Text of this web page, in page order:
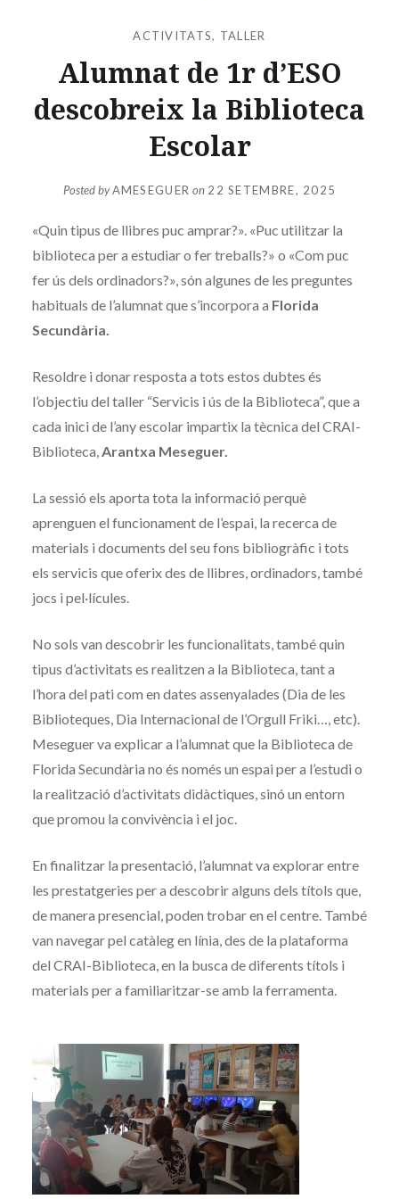
ACTIVITATS, TALLER
Alumnat de 1r d’ESO
descobreix la Biblioteca
Escolar
Posted byAMESEGUER on 22 SETEMBRE, 2025
«Quin tipus de llibres puc amprar?». «Puc utilitzar la
biblioteca per a estudiar o fer treballs?» o «Com puc
fer ús dels ordinadors?», són algunes de les preguntes
habituals de l’alumnat que s’incorpora a Florida
Secundària.
Resoldre i donar resposta a tots estos dubtes és
l’objectiu del taller “Servicis i ús de la Biblioteca”, que a
cada inici de l’any escolar impartix la tècnica del CRAI-
Biblioteca,Arantxa Meseguer.
La sessió els aporta tota la informació perquè
aprenguen el funcionament de l’espai, la recerca de
materials i documents del seu fons bibliogràfic i tots
els servicis que oferix des de llibres, ordinadors, també
jocs i pel·lícules.
No sols van descobrir les funcionalitats, també quin
tipus d’activitats es realitzen a la Biblioteca, tant a
l’hora del pati com en dates assenyalades (Dia de les
Biblioteques, Dia Internacional de l’Orgull Friki…, etc).
Meseguer va explicar a l’alumnat que la Biblioteca de
Florida Secundària no és només un espai per a l’estudi o
la realització d’activitats didàctiques, sinó un entorn
que promou la convivència i el joc.
En finalitzar la presentació, l’alumnat va explorar entre
les prestatgeries per a descobrir alguns dels títols que,
de manera presencial, poden trobar en el centre. També
van navegar pel catàleg en línia, des de la plataforma
del CRAI-Biblioteca, en la busca de diferents títols i
materials per a familiaritzar-se amb la ferramenta.